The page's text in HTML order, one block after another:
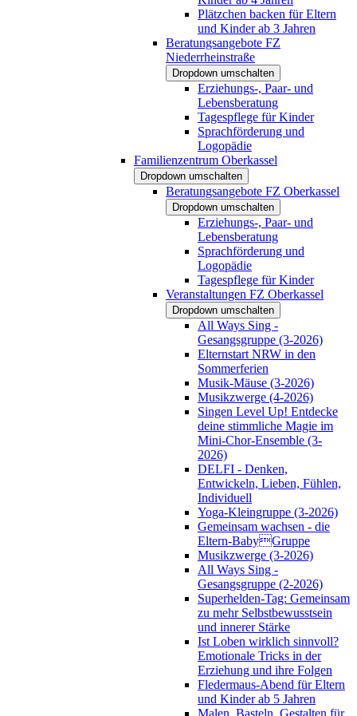
Plätzchen backen für Eltern
und Kinder ab 3 Jahren
Beratungsangebote FZ
Niederrheinstraße
Dropdown umschalten
Erziehungs-, Paar- und
Lebensberatung
Tagespflege für Kinder
Sprachförderung und
Logopädie
Familienzentrum Oberkassel
Dropdown umschalten
Beratungsangebote FZ Oberkassel
Dropdown umschalten
Erziehungs-, Paar- und
Lebensberatung
Sprachförderung und
Logopädie
Tagespflege für Kinder
Veranstaltungen FZ Oberkassel
Dropdown umschalten
All Ways Sing -
Gesangsgruppe (3-2026)
Elternstart NRW in den
Sommerferien
Musik-Mäuse (3-2026)
Musikzwerge (4-2026)
Singen Level Up! Entdecke
deine stimmliche Magie im
Mini-Chor-Ensemble (3-
2026)
DELFI - Denken,
Entwickeln, Lieben, Fühlen,
Individuell
Yoga-Kleingruppe (3-2026)
Gemeinsam wachsen - die
Eltern-BabyGruppe
Musikzwerge (3-2026)
All Ways Sing -
Gesangsgruppe (2-2026)
Superhelden-Tag: Gemeinsam
zu mehr Selbstbewusstsein
und innerer Stärke
Ist Loben wirklich sinnvoll?
Emotionale Tricks in der
Erziehung und ihre Folgen
Fledermaus-Abend für Eltern
und Kinder ab 5 Jahren
Malen, Basteln, Gestalten für